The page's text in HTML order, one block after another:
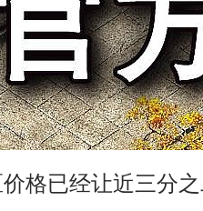
格已经让近三分